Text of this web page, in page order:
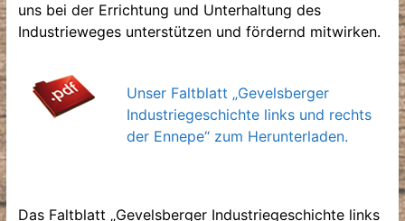
uns bei der Errichtung und Unterhaltung des
Industrieweges unterstützen und fördernd mitwirken.
Unser Faltblatt „Gevelsberger
Industriegeschichte links und rechts
der Ennepe“ zum Herunterladen.
Das Faltblatt „Gevelsberger Industriegeschichte links